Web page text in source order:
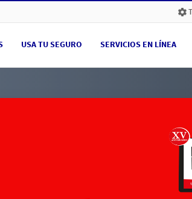
USA TU SEGURO SERVICIOS EN LÍNEA